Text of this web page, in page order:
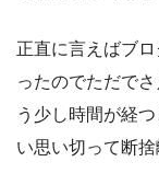
正直に言えばブ
ったのでただで
う少し時間が経
い思い切って断捨